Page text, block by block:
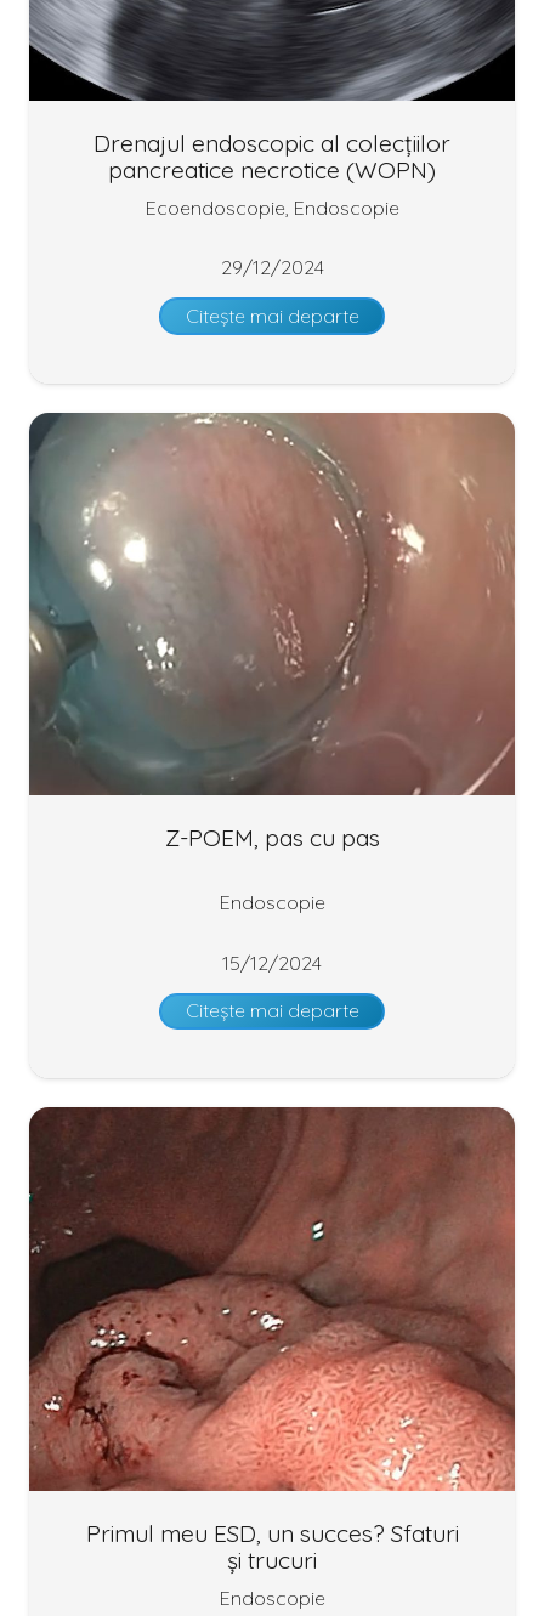
Drenajul endoscopic al colecțiilor
pancreatice necrotice (WOPN)
Ecoendoscopie Endoscopie
29/12/2024
Citește mai departe
Z-POEM, pas cu pas
Endoscopie
15/12/2024
Citește mai departe
Primul meu ESD, un succes? Sfaturi
și trucuri
Endoscopie